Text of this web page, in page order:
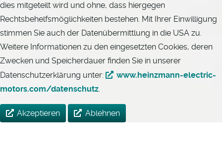
dies mitgeteilt wird und ohne, dass hiergegen
Rechtsbehelfsmöglichkeiten bestehen. Mit Ihrer Einwilligung
stimmen Sie auch der Datenübermittlung in die USA zu.
Weitere Informationen zu den eingesetzten Cookies, deren
Zwecken und Speicherdauer finden Sie in unserer
Datenschutzerklärung unter:
www.heinzmann-electric-
motors.com/datenschutz.
Akzeptieren Ablehnen